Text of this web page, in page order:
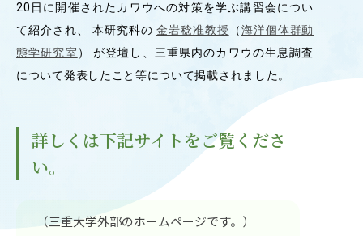
オープンキャンパス
OUR OPEN
学問探求セミナー
INTERVIEW
20日に開催されたカワウへの対策を学ぶ講習会につい
て紹介され、 本研究科の 金岩稔准教授 （海洋個体群動
態学研究室 ） が登壇し、三重県内のカワウの生息調査
について発表したこと等について掲載されました。
詳しくは下記サイトをご覧くださ
い。
（三重大学外部のホームページです。）